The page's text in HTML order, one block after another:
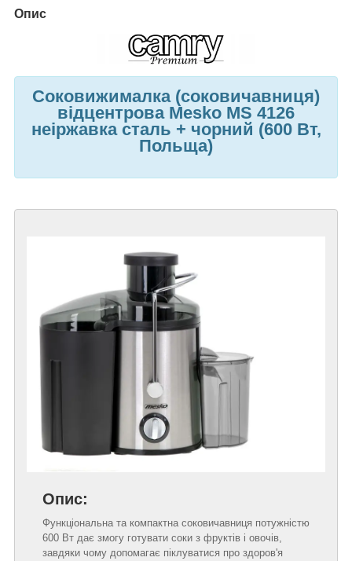
Опис
Соковижималка (соковичавниця)
відцентрова Mesko MS 4126
неіржавка сталь + чорний (600 Вт,
Польща)
Опис:
Функціональна та компактна соковичавниця потужністю
600 Вт дає змогу готувати соки з фруктів і овочів,
завдяки чому допомагає піклуватися про здоров'я